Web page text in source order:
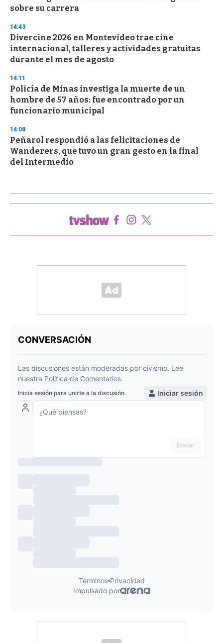
sobre su carrera
14:43
Divercine 2026 en Montevideo trae cine
internacional, talleres y actividades gratuitas
durante el mes de agosto
14:11
Policía de Minas investiga la muerte de un
hombre de 57 años: fue encontrado por un
funcionario municipal
14:08
Peñarol respondió a las felicitaciones de
Wanderers, que tuvo un gran gesto en la final
del Intermedio